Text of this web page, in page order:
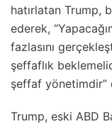
hatırlatan Trump,
ederek,
fazlasını
şeffaflık
şeffaf yönetimdir”
Trump, eski ABD